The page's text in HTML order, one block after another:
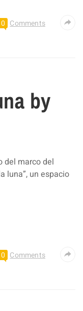
0 Comments
by
del marco del
luna”, un espacio
0 Comments